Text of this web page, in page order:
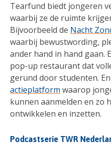
Tearfund biedt jongeren
waarbij ze de ruimte
Bijvoorbeeld de Nacht
waarbij bewustwording,
ander hand in hand gaan.
pop-up restaurant dat
gerund door studenten.
actieplatform waarop
kunnen aanmelden en zo
ontwikkelen en inzetten.
Podcastserie TWR